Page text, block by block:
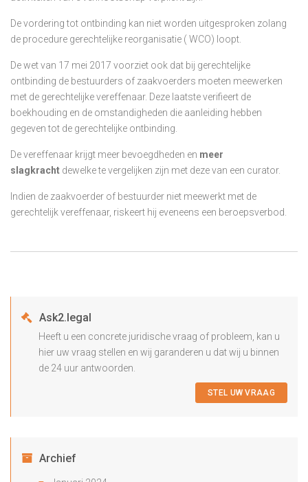
De vordering tot ontbinding kan niet worden uitgesproken zolang
de procedure gerechtelijke reorganisatie ( WCO) loopt.
De wet van 17 mei 2017 voorziet ook dat bij gerechtelijke
ontbinding de bestuurders of zaakvoerders moeten meewerken
met de gerechtelijke vereffenaar. Deze laatste verifieert de
boekhouding en de omstandigheden die aanleiding hebben
gegeven tot de gerechtelijke ontbinding.
De vereffenaar krijgt meer bevoegdheden en meer
slagkracht dewelke te vergelijken zijn met deze van een curator.
Indien de zaakvoerder of bestuurder niet meewerkt met de
gerechtelijk vereffenaar, riskeert hij eveneens een beroepsverbod.
Ask2.legal
Heeft u een concrete juridische vraag of probleem, kan u
hier uw vraag stellen en wij garanderen u dat wij u binnen
de 24 uur antwoorden.
STEL UW VRAAG
Archief